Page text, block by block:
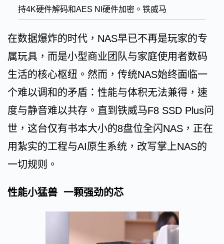
持4K硬件解码和AES NI硬件加密。铁威马
在数据爆炸的时代，NAS早已不再是玩家的专
属玩具，而是小型商业团队与家庭使用者数码
生活的核心枢纽。然而，传统NAS始终面临一
个难以调和的矛盾：性能与体积无法兼得，速
度与静音难以共存。直到铁威马F8 SSD Plus问
世，这台仅有书本大小的8盘位全闪NAS，正在
用紮实的工程与AI原生系统，改写掌上NAS的
一切规则。
性能小猛兽 一颗强劲的芯